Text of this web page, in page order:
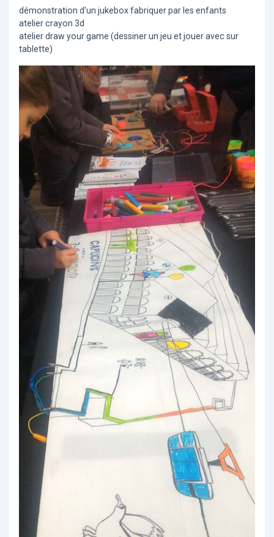
démonstration d’un jukebox fabriquer par les enfants
atelier crayon 3d
atelier draw your game (dessiner un jeu et jouer avec sur
tablette)